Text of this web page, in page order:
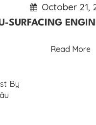
October 21,
SURFACING
Read More
By